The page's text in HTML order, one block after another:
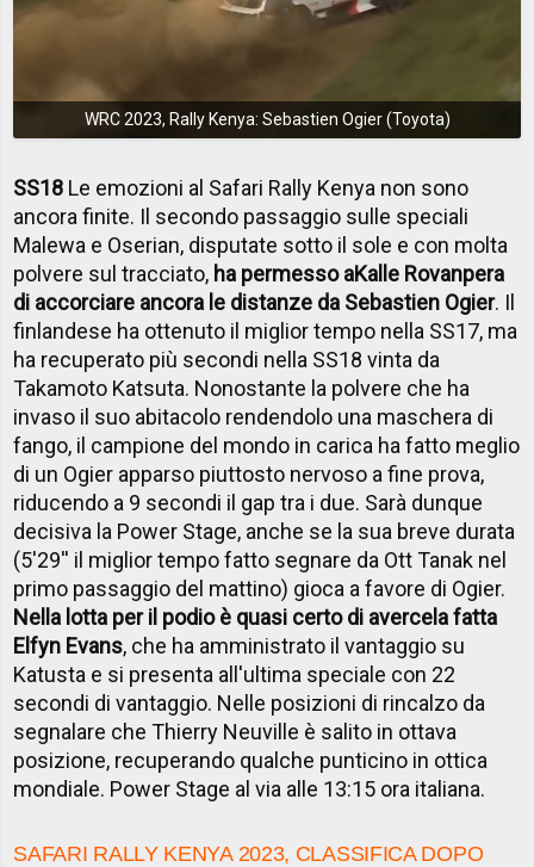
WRC 2023, Rally Kenya: Sebastien Ogier (Toyota)
SS18 Le emozioni al Safari Rally Kenya non sono
ancora finite. Il secondo passaggio sulle speciali
Malewa e Oserian, disputate sotto il sole e con molta
polvere sul tracciato, ha permesso aKalle Rovanpera
di accorciare ancora le distanze da Sebastien Ogier. Il
finlandese ha ottenuto il miglior tempo nella SS17, ma
ha recuperato più secondi nella SS18 vinta da
Takamoto Katsuta. Nonostante la polvere che ha
invaso il suo abitacolo rendendolo una maschera di
fango, il campione del mondo in carica ha fatto meglio
di un Ogier apparso piuttosto nervoso a fine prova,
riducendo a 9 secondi il gap tra i due. Sarà dunque
decisiva la Power Stage, anche se la sua breve durata
(5'29'' il miglior tempo fatto segnare da Ott Tanak nel
primo passaggio del mattino) gioca a favore di Ogier.
Nella lotta per il podio è quasi certo di avercela fatta
Elfyn Evans, che ha amministrato il vantaggio su
Katusta e si presenta all'ultima speciale con 22
secondi di vantaggio. Nelle posizioni di rincalzo da
segnalare che Thierry Neuville è salito in ottava
posizione, recuperando qualche punticino in ottica
mondiale. Power Stage al via alle 13:15 ora italiana.
SAFARI RALLY KENYA 2023, CLASSIFICA DOPO